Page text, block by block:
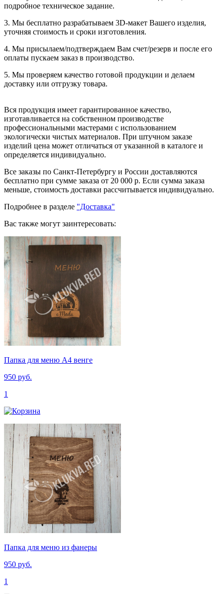
подробное техническое задание.
3. Мы бесплатно разрабатываем 3D-макет Вашего изделия,
уточняя стоимость и сроки изготовления.
4. Мы присылаем/подтверждаем Вам счет/резерв и после его
оплаты пускаем заказ в производство.
5. Мы проверяем качество готовой продукции и делаем
доставку или отгрузку товара.
Вся продукция имеет гарантированное качество,
изготавливается на собственном производстве
профессиональными мастерами с использованием
экологически чистых материалов. При штучном заказе
изделий цена может отличаться от указанной в каталоге и
определяется индивидуально.
Все заказы по Санкт-Петербургу и России доставляются
бесплатно при сумме заказа от 20 000 р. Если сумма заказа
меньше, стоимость доставки рассчитывается индивидуально.
Подробнее в разделе "Доставка"
Вас также могут заинтересовать:
Папка для меню А4 венге
950 руб.
1
Папка для меню из фанеры
950 руб.
1